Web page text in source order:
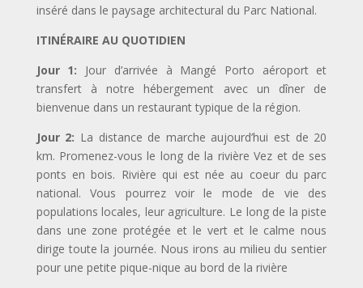
inséré dans le paysage architectural du Parc National.
ITINÉRAIRE AU QUOTIDIEN
Jour 1: Jour d’arrivée à Mangé Porto aéroport et
transfert à notre hébergement avec un dîner de
bienvenue dans un restaurant typique de la région.
Jour 2: La distance de marche aujourd’hui est de 20
km. Promenez-vous le long de la rivière Vez et de ses
ponts en bois. Rivière qui est née au coeur du parc
national. Vous pourrez voir le mode de vie des
populations locales, leur agriculture. Le long de la piste
dans une zone protégée et le vert et le calme nous
dirige toute la journée. Nous irons au milieu du sentier
pour une petite pique-nique au bord de la rivière